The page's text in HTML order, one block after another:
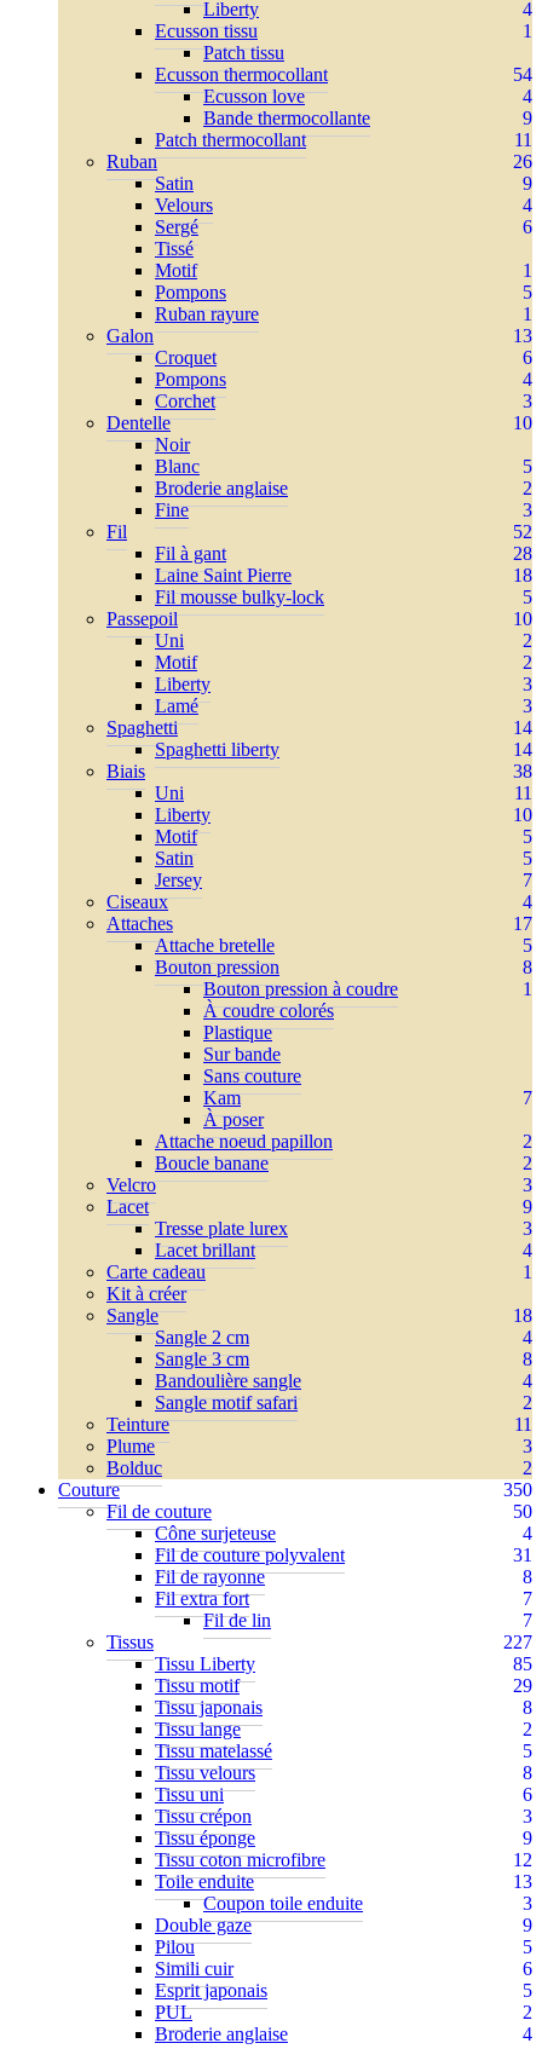
Liberty
4
Ecusson tissu
1
Patch tissu
Ecusson thermocollant
54
Ecusson love
4
Bande thermocollante
9
Patch thermocollant
11
Ruban
26
Satin
9
Velours
4
Sergé
6
Tissé
Motif
1
Pompons
5
Ruban rayure
1
Galon
13
Croquet
6
Pompons
4
Corchet
3
Dentelle
10
Noir
Blanc
5
Broderie anglaise
2
Fine
3
Fil
52
Fil à gant
28
Laine Saint Pierre
18
Fil mousse bulky-lock
5
Passepoil
10
Uni
2
Motif
2
Liberty
3
Lamé
3
Spaghetti
14
Spaghetti liberty
14
Biais
38
Uni
11
Liberty
10
Motif
5
Satin
5
Jersey
7
Ciseaux
4
Attaches
17
Attache bretelle
5
Bouton pression
8
Bouton pression à coudre
1
À coudre colorés
Plastique
Sur bande
Sans couture
Kam
7
À poser
Attache noeud papillon
2
Boucle banane
2
Velcro
3
Lacet
9
Tresse plate lurex
3
Lacet brillant
4
Carte cadeau
1
Kit à créer
Sangle
18
Sangle 2 cm
4
Sangle 3 cm
8
Bandoulière sangle
4
Sangle motif safari
2
Teinture
11
Plume
3
Bolduc
2
Couture
350
Fil de couture
50
Cône surjeteuse
4
Fil de couture polyvalent
31
Fil de rayonne
8
Fil extra fort
7
Fil de lin
7
Tissus
227
Tissu Liberty
85
Tissu motif
29
Tissu japonais
8
Tissu lange
2
Tissu matelassé
5
Tissu velours
8
Tissu uni
6
Tissu crépon
3
Tissu éponge
9
Tissu coton microfibre
12
Toile enduite
13
Coupon toile enduite
3
Double gaze
9
Pilou
5
Simili cuir
6
Esprit japonais
5
PUL
2
Broderie anglaise
4